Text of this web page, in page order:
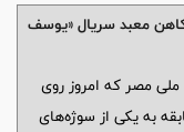
معبد سریال «یوسف
مصر که امروز روی
به یکی از سوژه‌های